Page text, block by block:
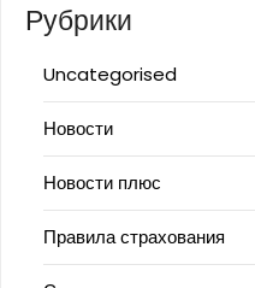
Рубрики
Uncategorised
Новости
Новости плюс
Правила страхования